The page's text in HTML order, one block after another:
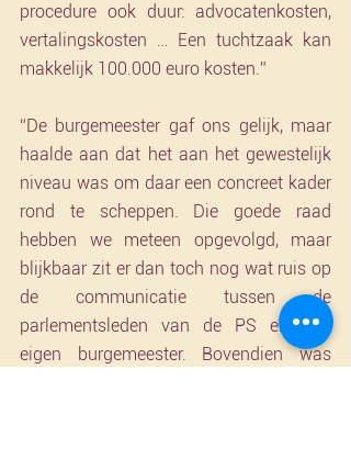
procedure ook duur: advocatenkosten,
vertalingskosten … Een tuchtzaak kan
makkelijk 100.000 euro kosten.”
“De burgemeester gaf ons gelijk, maar
haalde aan dat het aan het gewestelijk
niveau was om daar een concreet kader
rond te scheppen. Die goede raad
hebben we meteen opgevolgd, maar
blijkbaar zit er dan toch nog wat ruis op
de communicatie tussen de
parlementsleden van de PS en hun
eigen burgemeester. Bovendien was